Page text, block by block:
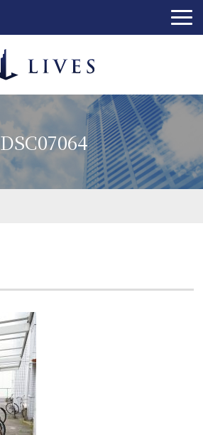
DSC07064